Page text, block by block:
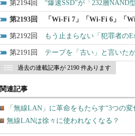
2194 “爆速SSD”が「232層NAND
2193 「Wi-Fi 7」「Wi-Fi 6」「
2192 もう止まらない「犯罪者の
2191 テープを「古い」と言いた
過去の連載記事が 2190 件あります
関連記事
「無線LAN」に革命をもたらす“3つの
無線LANは徐々に使われなくなる？